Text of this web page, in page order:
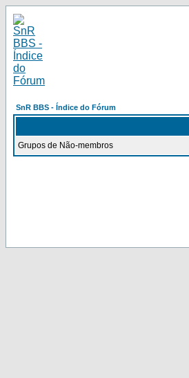
SnR BBS - Índice do Fórum
Grupos de Não-membros